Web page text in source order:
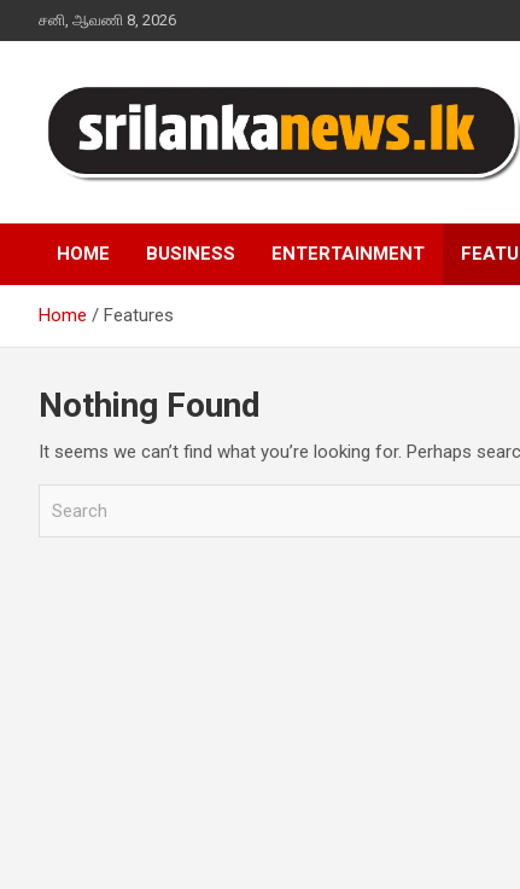
to
சனி, ஆவணி 8, 2026
Sri Lanka News
HOME BUSINESS ENTERTAINMENT
Home Features
Nothing Found
It seems we can’t find what you’re looking for. Perhaps